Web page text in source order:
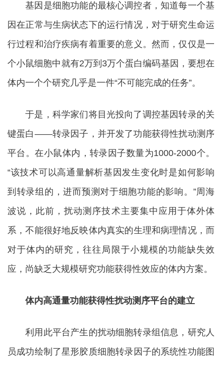
基因是细胞功能的最核心调控者，知道每一个基
因在正常与生病状态下的运行情况，对于研究生命运
行过程和治疗疾病有着重要的意义。然而，仅仅是一
个小鼠细胞中就有2万到3万个蛋白编码基因，要想在
体内一个个研究几乎是一件“不可能完成的任务”。
于是，科学家们将目光投向了调控基因转录的关
键蛋白——转录因子，并开发了功能获得性扰动测序
平台。在小鼠体内，转录因子数量为1000-2000个。
“该技术可以高通量解析基因发生变化时是如何影响
到转录组的，进而预测对于细胞功能的影响。”周海
波说，此前，扰动测序技术主要集中应用于体外体
系，不能很好地反映体内真实的生理和病理情况，而
对于体内的研究，往往局限于小规模的功能缺失效
应，尚缺乏大规模研究功能获得性效应的体内方案。
体内高通量功能获得性扰动测序平台的建立
利用此平台产生的扰动细胞转录组信息，研究人
员成功绘制了星形胶质细胞转录因子的系统性功能图